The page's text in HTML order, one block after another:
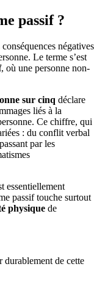
passif ?
négatives
Le terme s’est
, où une personne non-
sur cinq déclare
liés à la
Ce chiffre, qui
: du conflit verbal
par les
essentiellement
passif touche surtout
physique de
durablement de cette